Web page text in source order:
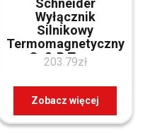
Schneider
Wyłącznik
Silnikowy
Termomagnetyczny
Gv2-P Tesys
Trzybiegunowy
2.2Kw Ac-3 Nastawa
4-6.3A (GV2P10)
203.79zł
Zobacz więcej